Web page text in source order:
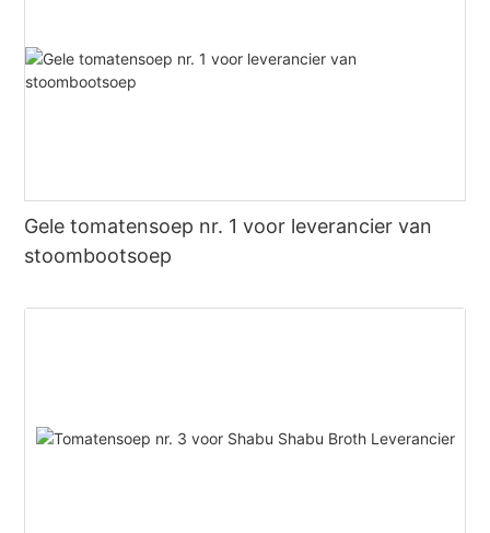
Gele tomatensoep nr. 1 voor leverancier van
stoombootsoep